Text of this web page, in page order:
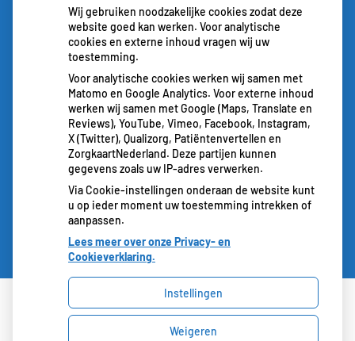
Uw Zorg Online|Beheer
Wij gebruiken noodzakelijke cookies zodat deze
website goed kan werken. Voor analytische
cookies en externe inhoud vragen wij uw
toestemming.
Voor analytische cookies werken wij samen met
Matomo en Google Analytics. Voor externe inhoud
werken wij samen met Google (Maps, Translate en
Reviews), YouTube, Vimeo, Facebook, Instagram,
X (Twitter), Qualizorg, Patiëntenvertellen en
ZorgkaartNederland. Deze partijen kunnen
gegevens zoals uw IP-adres verwerken.
Via Cookie-instellingen onderaan de website kunt
u op ieder moment uw toestemming intrekken of
aanpassen.
Lees meer over onze Privacy- en
Cookieverklaring.
Instellingen
Weigeren